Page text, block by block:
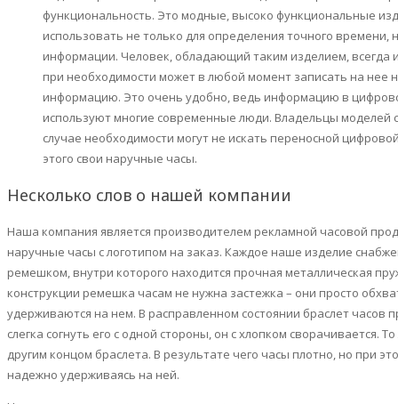
функциональность. Это модные, высоко функциональные
использовать не только для определения точного времени,
информации. Человек, обладающий таким изделием, всегда
при необходимости может в любой момент записать на нее
информацию. Это очень удобно, ведь информацию в
используют многие современные люди. Владельцы моделей
случае необходимости могут не искать переносной
этого свои наручные часы.
Несколько слов о нашей компании
Наша компания является производителем рекламной часовой
наручные часы с логотипом на заказ. Каждое наше изделие
ремешком, внутри которого находится прочная металлическая
конструкции ремешка часам не нужна застежка – они просто
удерживаются на нем. В расправленном состоянии браслет часов
слегка согнуть его с одной стороны, он с хлопком сворачивается.
другим концом браслета. В результате чего часы плотно, но при
надежно удерживаясь на ней.